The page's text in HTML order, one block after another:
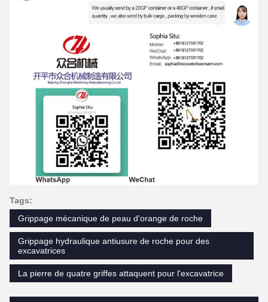
Tags:
Grippage mécanique de peau d'orange de roche
Grippage hydraulique antiusure de roche pour des
excavatrices
La pierre de quatre griffes attaquent pour l'excavatrice